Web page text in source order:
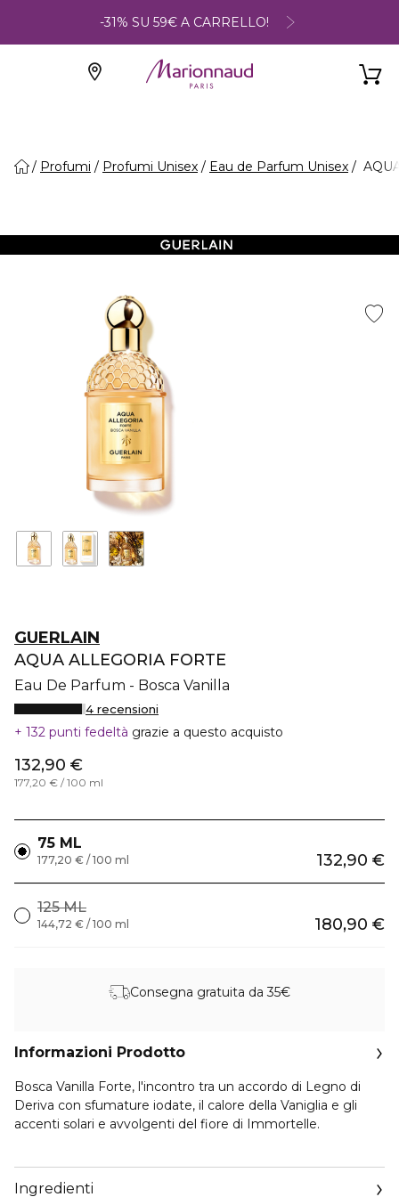
-31% SU 59€ A CARRELLO!
Profumi Profumi Unisex Eau de Parfum Unisex
GUERLAIN
AQUA ALLEGORIA FORTE
Eau De Parfum - Bosca Vanilla
4 recensioni
132 punti fedeltà grazie a questo acquisto
132,90 €
177,20 € / 100 ml
75 ML
132,90 €
177,20 € / 100 ml
125 ML
180,90 €
144,72 € / 100 ml
Consegna gratuita da 35€
Informazioni Prodotto
Bosca Vanilla Forte, l'incontro tra un accordo di Legno di
Deriva con sfumature iodate, il calore della Vaniglia e gli
accenti solari e avvolgenti del fiore di Immortelle.
emozionante e coinvolgente alla scoperta delle meraviglie
Ingredienti